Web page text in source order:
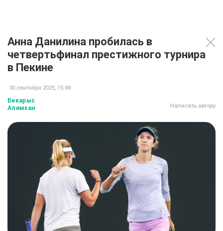
Анна Данилина пробилась в
четвертьфинал престижного турнира
в Пекине
30 сентября 2025, 15:48
Бекарыс
Алимхан
Написать автору